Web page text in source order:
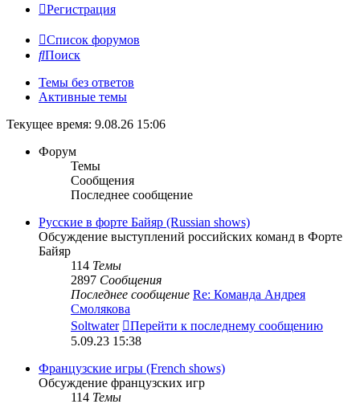
Регистрация
Список форумов
Поиск
Темы без ответов
Активные темы
Текущее время: 9.08.26 15:06
Форум
Темы
Сообщения
Последнее сообщение
Русские в форте Байяр (Russian shows)
Обсуждение выступлений российских команд в Форте
Байяр
114 Темы
2897 Сообщения
Последнее сообщение Re: Команда Андрея
Смолякова
Soltwater
Перейти к последнему сообщению
5.09.23 15:38
Французские игры (French shows)
Обсуждение французских игр
114 Темы